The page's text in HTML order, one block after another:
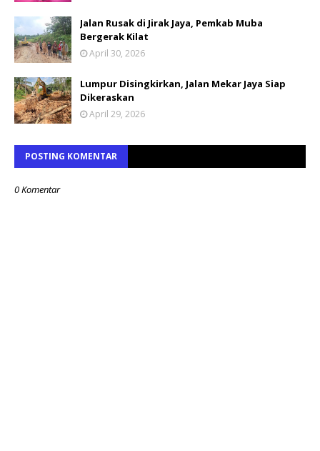
Jalan Rusak di Jirak Jaya, Pemkab Muba
Bergerak Kilat
April 30, 2026
Lumpur Disingkirkan, Jalan Mekar Jaya Siap
Dikeraskan
April 29, 2026
POSTING KOMENTAR
0 Komentar